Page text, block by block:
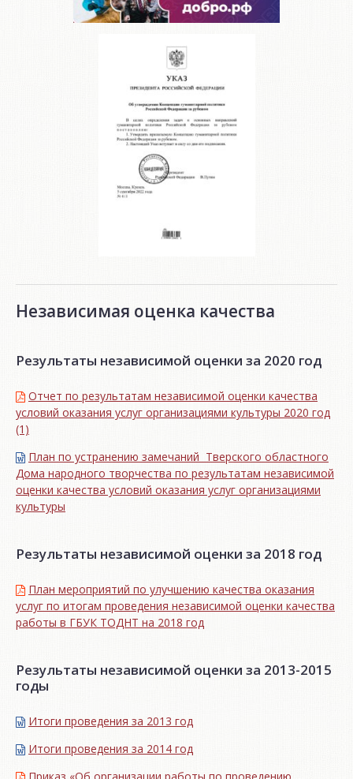
Независимая оценка качества
Результаты независимой оценки за 2020 год
Отчет по результатам независимой оценки качества
условий оказания услуг организациями культуры 2020 год
(1)
План по устранению замечаний Тверского областного
Дома народного творчества по результатам независимой
оценки качества условий оказания услуг организациями
культуры
Результаты независимой оценки за 2018 год
План мероприятий по улучшению качества оказания
услуг по итогам проведения независимой оценки качества
работы в ГБУК ТОДНТ на 2018 год
Результаты независимой оценки за 2013-2015
годы
Итоги проведения за 2013 год
Итоги проведения за 2014 год